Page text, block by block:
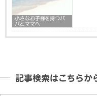
小さなお子様を持つパ
パとママへ
記事検索はこちらか